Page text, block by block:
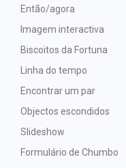
Então/agora
Imagem interactiva
Biscoitos da Fortuna
Linha do tempo
Encontrar um par
Objectos escondidos
Slideshow
Formulário de Chumbo